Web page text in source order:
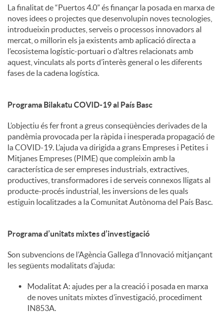
n
t
i
n
g
u
t
s
La finalitat de “Puertos 4.0” és finançar la posada en marxa de
noves idees o projectes que desenvolupin noves tecnologies,
introdueixin productes, serveis o processos innovadors al
mercat, o millorin els ja existents amb aplicació directa a
l’ecosistema logístic-portuari o d’altres relacionats amb
aquest, vinculats als ports d’interès general o les diferents
fases de la cadena logística.
Programa Bilakatu COVID-19 al País Basc
L’objectiu és fer front a greus conseqüències derivades de la
pandèmia provocada per la ràpida i inesperada propagació de
la COVID-19. L’ajuda va dirigida a grans Empreses i Petites i
Mitjanes Empreses (PIME) que compleixin amb la
característica de ser empreses industrials, extractives,
productives, transformadores i de serveis connexos lligats al
producte-procés industrial, les inversions de les quals
estiguin localitzades a la Comunitat Autònoma del País Basc.
Programa d’unitats mixtes d’investigació
Son subvencions de l’Agència Gallega d’Innovació mitjançant
les següents modalitats d’ajuda:
Modalitat A: ajudes per a la creació i posada en marxa
de noves unitats mixtes d’investigació, procediment
IN853A.